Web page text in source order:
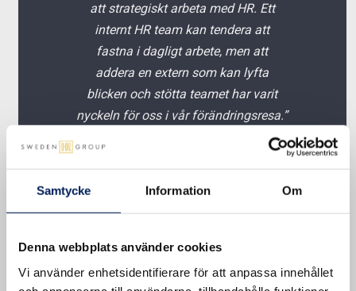
Samtycke Information Om
Denna webbplats använder cookies
Vi använder enhetsidentifierare för att anpassa innehållet
att strategiskt arbeta med HR. Ett
internt HR team kan tendera att
fastna i dagligt arbete, men att
addera en extern som kan lyfta
blicken och stötta teamet har varit
nyckeln för oss i vår förändringsresa.”
Gertrud Alvén, Group CEO,
Babyshop Group
Vad tycker Gertrud Alvén, Group CEO,